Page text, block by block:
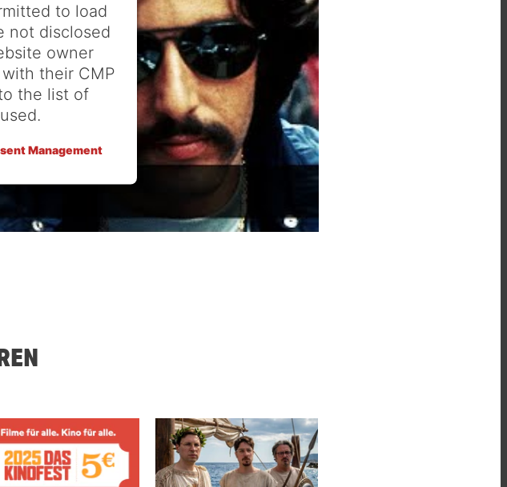
to load
not disclosed
owner
their CMP
the list of
Management